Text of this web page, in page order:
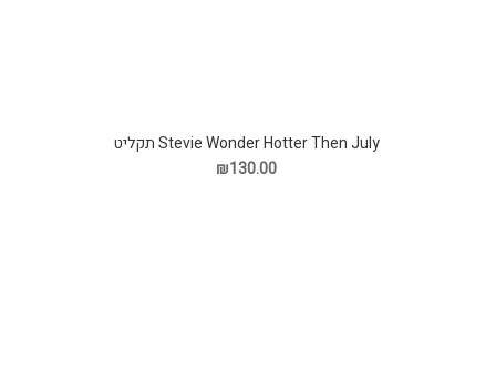
Stevie Wonder Hotter Then July תקליט
₪130.00